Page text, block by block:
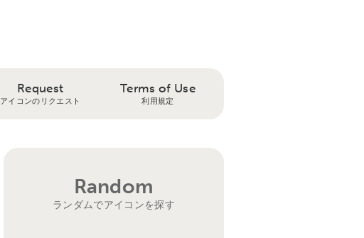
Request
アイコンのリクエスト
Terms of Use
利用規定
Random
ランダムでアイコンを探す